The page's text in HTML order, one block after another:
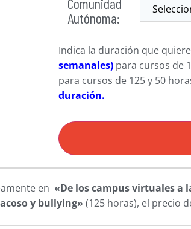
Comunidad
Autónoma:
Indica la duración que
semanales) para cursos de
para cursos de 125 y 50
duración.
en «De los campus virtuales a
y bullying» (125 horas), el precio